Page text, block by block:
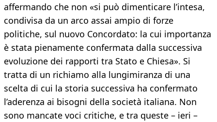
affermando che non «si può dimenticare l’intesa,
condivisa da un arco assai ampio di forze
politiche, sul nuovo Concordato: la cui importanza
è stata pienamente confermata dalla successiva
evoluzione dei rapporti tra Stato e Chiesa». Si
tratta di un richiamo alla lungimiranza di una
scelta di cui la storia successiva ha confermato
l’aderenza ai bisogni della società italiana. Non
sono mancate voci critiche, e tra queste – ieri –